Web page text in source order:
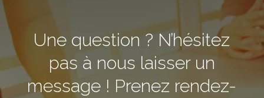
Une question ? N’hésitez
pas à nous laisser un
message ! Prenez rendez-